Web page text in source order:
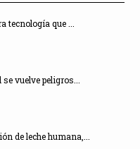
tecnología que ...
vuelve peligros...
de leche humana,...